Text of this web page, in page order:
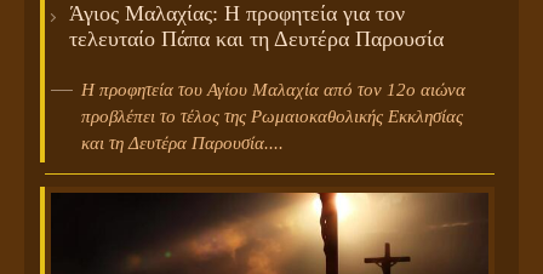
Άγιος Μαλαχίας: Η προφητεία για τον
τελευταίο Πάπα και τη Δευτέρα Παρουσία
Η προφητεία του Αγίου Μαλαχία από τον 12ο αιώνα
προβλέπει το τέλος της Ρωμαιοκαθολικής Εκκλησίας
και τη Δευτέρα Παρουσία....